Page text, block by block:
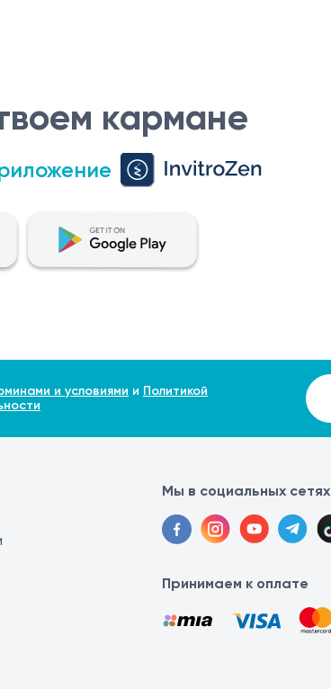
кармане
и условиями и Политикой
Мы в социальных сетях
Принимаем к оплате